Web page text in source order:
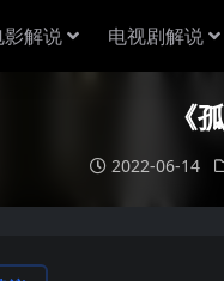
影解说 电视剧解说
《
2022-06-14